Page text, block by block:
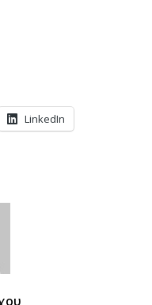
LinkedIn